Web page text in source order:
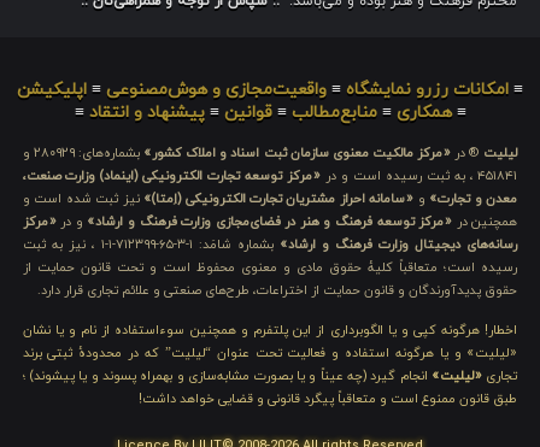
≡ امکانات رزرو نمایشگاه ≡ واقعیت‌مجازی و هوش‌مصنوعی ≡ اپلیکیشن
≡همکاری ≡منابع‌مطالب ≡قوانین ≡پیشنهاد و انتقاد ≡
لیلیت ® در «مرکز مالکیت معنوی سازمان ثبت اسناد و املاک کشور»
بشماره‌های: ۲۸۰۹۲۹ و
۴۵۱۸۴۱ ، به ثبت رسیده است و در
«مرکز توسعه تجارت الکترونیکی (اینماد) وزارت صنعت،
معدن و تجارت» و «سامانه احراز مشتریان تجارت الکترونیکی (اِمتا)» نیز ثبت شده است و
همچنین در «مرکز توسعه فرهنگ و هنر در فضای‌مجازی وزارت فرهنگ و ارشاد» و در«مرکز
رسانه‌های دیجیتال وزارت فرهنگ و ارشاد»
بشماره شامَد: ۱-۳-۶۵-۷۱۲۳۹۹-۱-۱ ، نیز به ثبت
رسیده است؛ متعاقباً کلیهٔ حقوق مادی و معنوی محفوظ است و تحت قانون حمایت از
حقوق پدیدآورندگان و قانون حمایت از اختراعات، طرح‌های صنعتی و علائم تجاری قرار دارد.
اخطار! هرگونه کپی و یا الگوبرداری از این پلتفرم و همچنین سوءاستفاده از نام و یا نشان
«لیلیت» و یا هرگونه استفاده و فعالیت تحت عنوان “لیلیت” که در محدودهٔ ثبتی برند
تجاری «لیلیت» انجام گیرد (چه عیناً و یا بصورت مشابه‌سازی و بهمراه پسوند و یا پیشوند) ؛
طبق قانون ممنوع است و متعاقباً پیگرد قانونی و قضایی خواهد داشت!